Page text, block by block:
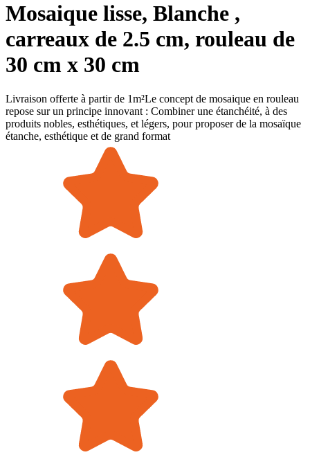
Mosaique lisse, Blanche ,
carreaux de 2.5 cm, rouleau de
30 cm x 30 cm
Livraison offerte à partir de 1m²Le concept de mosaique en rouleau
repose sur un principe innovant : Combiner une étanchéité, à des
produits nobles, esthétiques, et légers, pour proposer de la mosaïque
étanche, esthétique et de grand format